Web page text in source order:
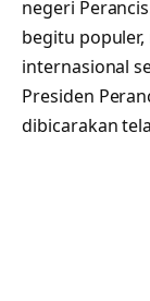
negeri
begitu
internasional
Presiden
dibicarakan